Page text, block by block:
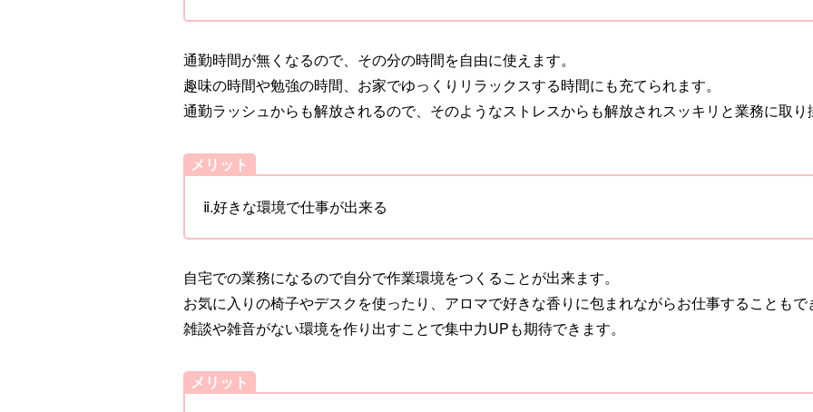
通勤時間が無くなるので、その分の時間を自由に使えます。
趣味の時間や勉強の時間、お家でゆっくりリラックスする時間にも充てられます。
通勤ラッシュからも解放されるので、そのようなストレスからも解放されスッキリと業務に取
メリット
ⅱ.好きな環境で仕事が出来る
自宅での業務になるので自分で作業環境をつくることが出来ます。
お気に入りの椅子やデスクを使ったり、アロマで好きな香りに包まれながらお仕事することもで
雑談や雑音がない環境を作り出すことで集中力UPも期待できます。
メリット